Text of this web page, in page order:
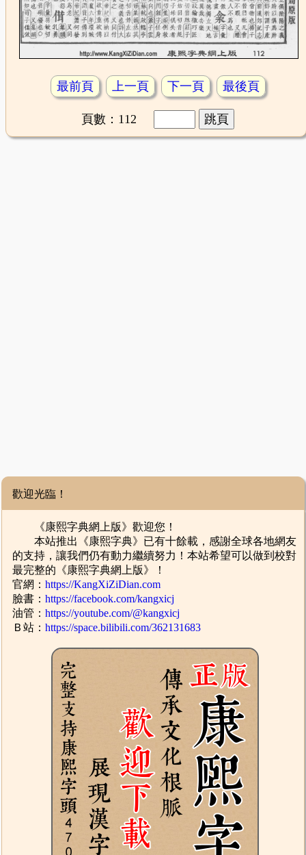
最前頁 上一頁 下一頁 最後頁
頁數：112
歡迎光臨！
《康熙字典網上版》歡迎您！
本站推出《康熙字典》已有十餘載，感謝全球各地網友
的支持，讓我們仍有動力繼續努力！本站希望可以做到校對
最完整的《康熙字典網上版》！
官網：https://KangXiZiDian.com
臉書：https://facebook.com/kangxicj
油管：https://youtube.com/@kangxicj
Ｂ站：https://space.bilibili.com/362131683